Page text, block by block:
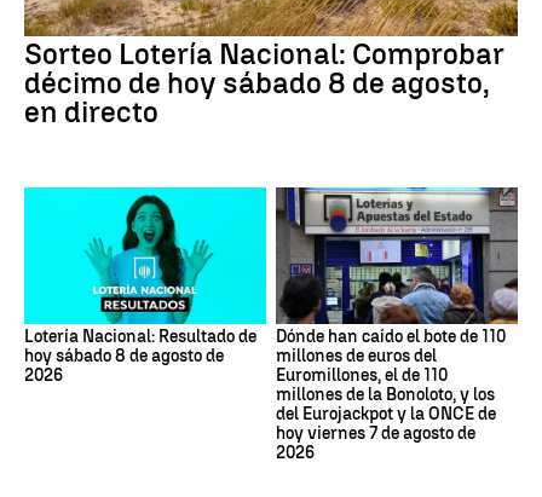
Sorteo Lotería Nacional: Comprobar
décimo de hoy sábado 8 de agosto,
en directo
Lotería Nacional: Resultado de
hoy sábado 8 de agosto de
2026
Dónde han caído el bote de 110
millones de euros del
Euromillones, el de 110
millones de la Bonoloto, y los
del Eurojackpot y la ONCE de
hoy viernes 7 de agosto de
2026